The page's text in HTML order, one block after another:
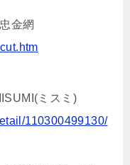
金網
ミスミ)
110300499130/